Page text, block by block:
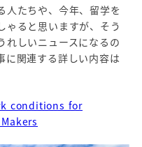
人たちや、今年、留学を
ゃると思いますが、そう
れしいニュースになるの
に関連する詳しい内容は
conditions for